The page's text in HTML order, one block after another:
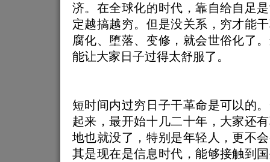
济。在全球化的时代，靠自给自足
定越搞越穷。但是没关系，穷才能
腐化、堕落、变修，就会世俗化了
能让大家日子过得太舒服了。
短时间内过穷日子干革命是可以的
起来，最开始十几二十年，大家还
地也就没了，特别是年轻人，更不
其是现在是信息时代，能够接触到